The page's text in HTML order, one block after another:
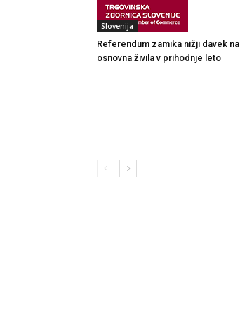
Slovenija
Referendum zamika nižji davek na
osnovna živila v prihodnje leto